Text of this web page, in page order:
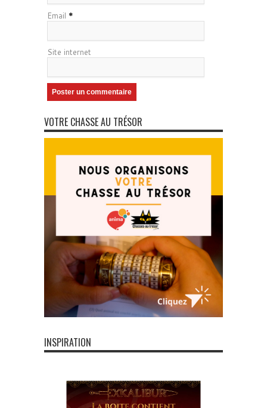
Email *
Site internet
VOTRE CHASSE AU TRÉSOR
INSPIRATION